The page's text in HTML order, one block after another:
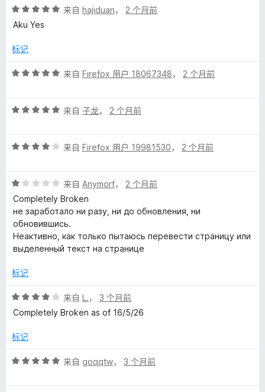
a
e
谷
快
译
的
评
/
5
评
分
/
来自 hajiduan， 2 个月前
Aku Yes
标记
评
/
来自 Firefox 用户 18067348， 2 个月前
评
/
来自 子龙， 2 个月前
评
/
5
来自 Firefox 用户 19981530， 2 个月前
评
分
1
/
5
来自 Anymorf， 2 个月前
Completely Broken
не заработало ни разу, ни до обновления, ни
обновившись.
Неактивно, как только пытаюсь перевести страницу или
выделенный текст на странице
标记
评
分
/
来自 L.， 3 个月前
Completely Broken as of 16/5/26
标记
评
来自 goqqtw， 3 个月前